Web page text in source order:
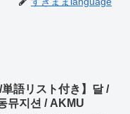
単語リスト付き】달 /
뮤지션 / AKMU